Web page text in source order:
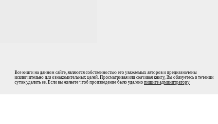
Все книги на данном сайте, являются собственностью его уважаемых авторов и предназначены
исключительно для ознакомительных целей. Просматривая или скачивая книгу, Вы обязуетесь в течении
суток удалить ее. Если вы желаете чтоб произведение было удалено пишите админитратору